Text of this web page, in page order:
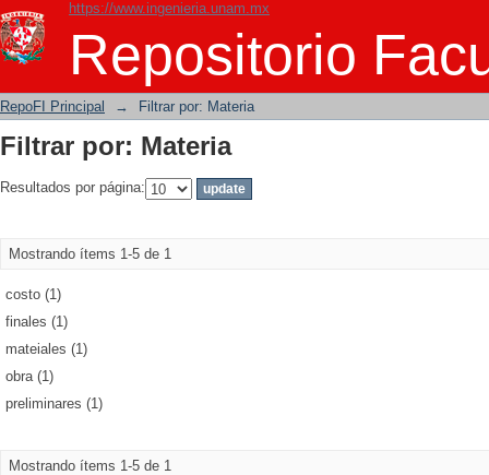
https://www.ingenieria.unam.mx
Repositorio
Filtrar por: Materia
RepoFI Principal → Filtrar por: Materia
Filtrar por: Materia
Resultados por página:
Mostrando ítems 1-5 de 1
costo (1)
finales (1)
mateiales (1)
obra (1)
preliminares (1)
Mostrando ítems 1-5 de 1